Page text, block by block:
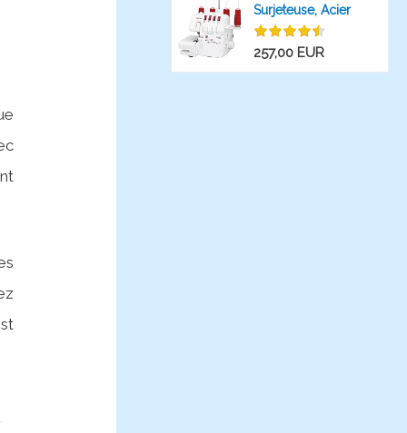
Surjeteuse, Acier
Inoxydable, Blanc,...
257,00 EUR